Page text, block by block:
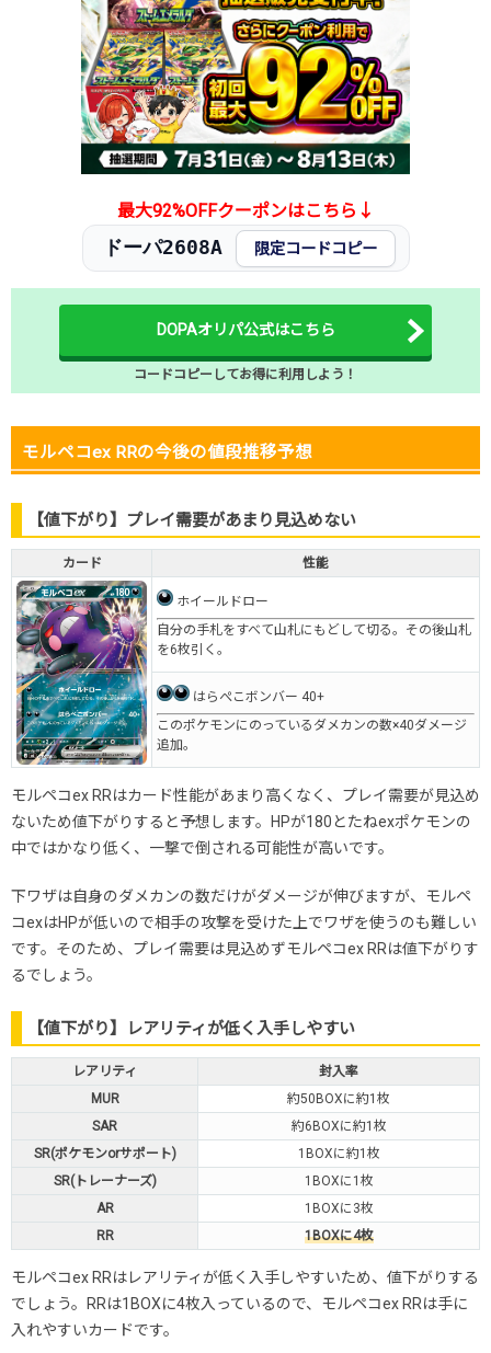
最大92%OFFクーポンはこちら↓
ドーパ2608A 限定コードコピー
DOPAオリパ公式はこちら
コードコピーしてお得に利用しよう！
モルペコex RRの今後の値段推移予想
【値下がり】プレイ需要があまり見込めない
カード 性能
ホイールドロー
自分の手札をすべて山札にもどして切る。その後山札
を6枚引く。
はらぺこボンバー 40+
このポケモンにのっているダメカンの数×40ダメージ
追加。
モルペコex RRはカード性能があまり高くなく、プレイ需要が見込め
ないため値下がりすると予想します。HPが180とたねexポケモンの
中ではかなり低く、一撃で倒される可能性が高いです。
下ワザは自身のダメカンの数だけがダメージが伸びますが、モルペ
コexはHPが低いので相手の攻撃を受けた上でワザを使うのも難しい
です。そのため、プレイ需要は見込めずモルペコex RRは値下がりす
るでしょう。
【値下がり】レアリティが低く入手しやすい
レアリティ
封入率
MUR
約50BOXに約1枚
SAR
約6BOXに約1枚
SR(ポケモンorサポート)
1BOXに約1枚
SR(トレーナーズ)
1BOXに1枚
AR
1BOXに3枚
RR
1BOXに4枚
モルペコex RRはレアリティが低く入手しやすいため、値下がりする
でしょう。RRは1BOXに4枚入っているので、モルペコex RRは手に
入れやすいカードです。